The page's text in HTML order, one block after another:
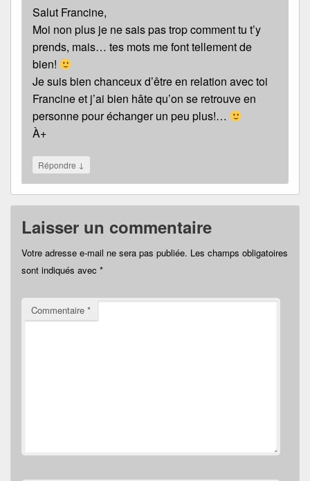
Salut Francine,
Moi non plus je ne sais pas trop comment tu t’y
prends, mais… tes mots me font tellement de
bien!
Je suis bien chanceux d’être en relation avec toi
Francine et j’ai bien hâte qu’on se retrouve en
personne pour échanger un peu plus!…
À+
Répondre ↓
Laisser un commentaire
Votre adresse e-mail ne sera pas publiée. Les champs obligatoires
sont indiqués avec *
Commentaire *